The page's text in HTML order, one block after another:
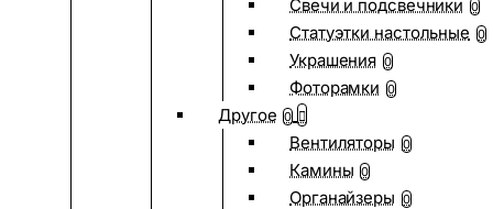
Свечи и подсвечники 0
Статуэтки настольные 0
Украшения 0
Фоторамки 0
Другое 0
Вентиляторы 0
Камины 0
Органайзеры 0